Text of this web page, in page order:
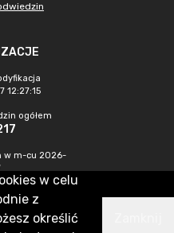
12:27:15
ogółem
w m-cu 2026-
w celu
z
określić